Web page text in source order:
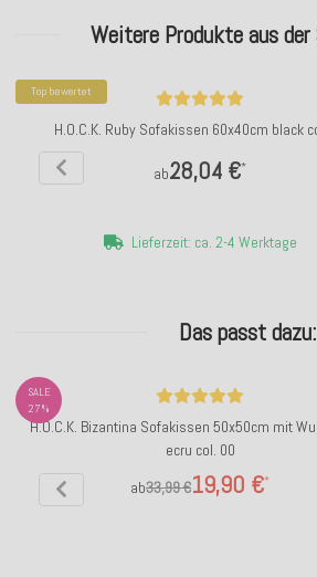
Weitere Produkte aus der
Top bewertet
H.O.C.K. Ruby Sofakissen 60x40cm black
ab28,04 €*
Lieferzeit: ca. 2-4 Werktage
Das passt dazu:
SALE
27%
H.O.C.K. Bizantina Sofakissen 50x50cm mit
ecru col. 00
ab
19,90 €*
33,99 €